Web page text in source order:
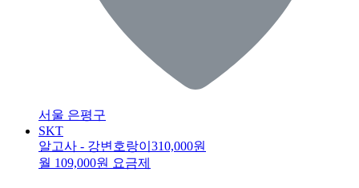
서울 은평구
SKT
알고사 - 강변호랑이 310,000원
월 109,000원 요금제